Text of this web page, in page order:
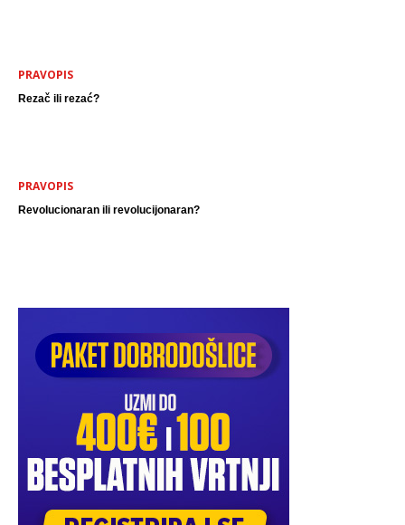
PRAVOPIS
Rezač ili rezać?
PRAVOPIS
Revolucionaran ili revolucijonaran?